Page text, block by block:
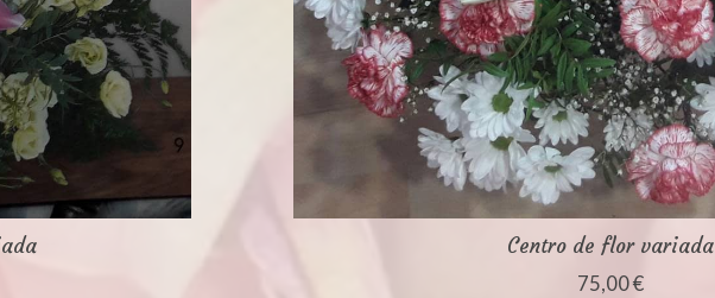
Centro de flor variada
75,00 €